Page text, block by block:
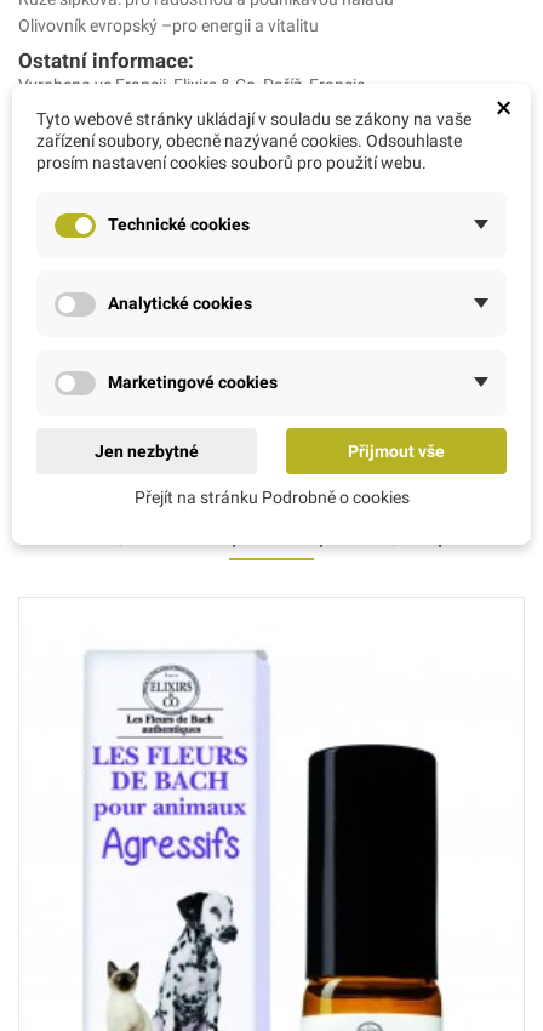
Olivovník evropský –pro energii a vitalitu
Ostatní informace:
Vyrobeno ve Francii, Elixirs & Co, Paříž, Francie.
Výhradní zastoupení: AMC RATIO s.r.o., Arch. Weisse 1089, Řevnice,
25230. E-mail: info@bio-bachovky.cz, www.bio-bachovky.cz
Ingrédients INCI:
CENTAURIUM ERYTHRAEA FLOWER EXTRACT*, CARPINUS
LINALOOL
biologického zemědělství; produkt je certifikován BIO cosmetics a
×
Tyto webové stránky ukládají v souladu se zákony na vaše
zařízení soubory, obecně nazývané cookies. Odsouhlaste
prosím nastavení cookies souborů pro použití webu.
Technické cookies
Analytické cookies
Marketingové cookies
Jen nezbytné Přijmout vše
Přejít na stránku Podrobně o cookies